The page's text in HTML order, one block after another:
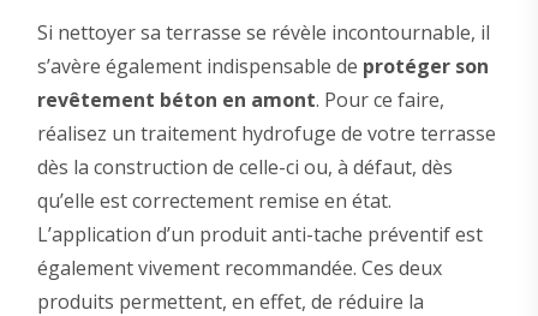
Si nettoyer sa terrasse se révèle incontournable, il
s’avère également indispensable de protéger son
revêtement béton en amont. Pour ce faire,
réalisez un traitement hydrofuge de votre terrasse
dès la construction de celle-ci ou, à défaut, dès
qu’elle est correctement remise en état.
L’application d’un produit anti-tache préventif est
également vivement recommandée. Ces deux
produits permettent, en effet, de réduire la